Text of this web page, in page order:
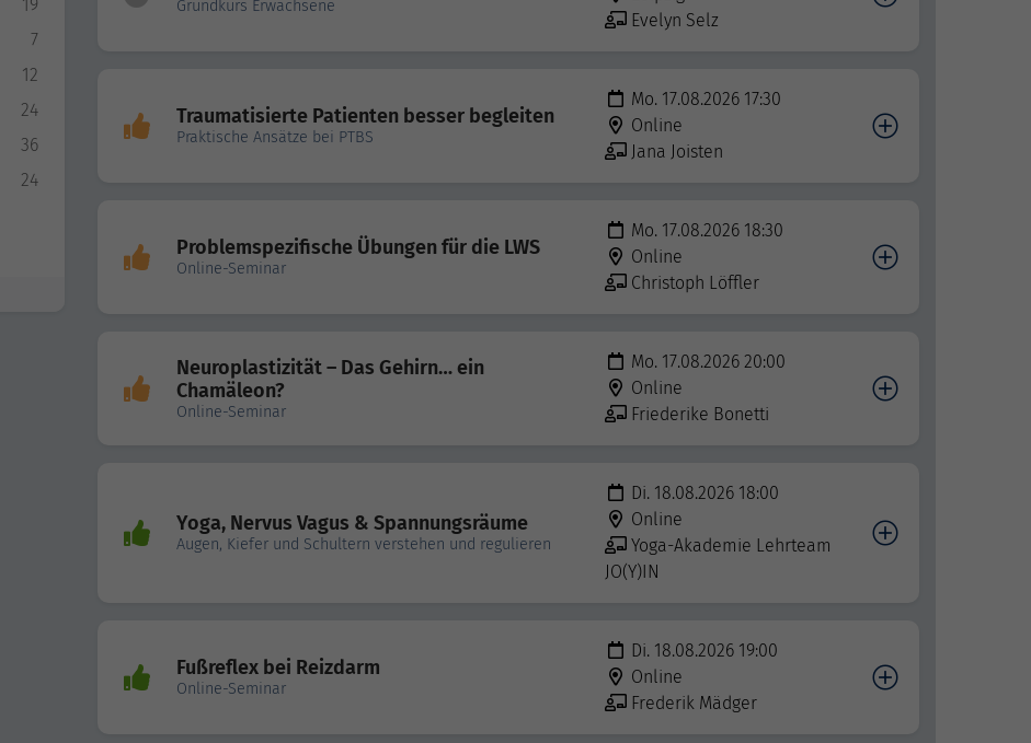
19
7
12
24
36
24
Grundkurs Erwachsene
Evelyn Selz
Traumatisierte Patienten besser begleiten
Praktische Ansätze bei PTBS
Mo. 17.08.2026 17:30
Online
Jana Joisten
Problemspezifische Übungen für die LWS
Online-Seminar
Mo. 17.08.2026 18:30
Online
Christoph Löffler
Neuroplastizität – Das Gehirn… ein
Chamäleon?
Online-Seminar
Mo. 17.08.2026 20:00
Online
Friederike Bonetti
Yoga, Nervus Vagus & Spannungsräume
Augen, Kiefer und Schultern verstehen und regulieren
Di. 18.08.2026 18:00
Online
Yoga-Akademie Lehrteam
JO(Y)IN
Fußreflex bei Reizdarm
Online-Seminar
Di. 18.08.2026 19:00
Online
Frederik Mädger